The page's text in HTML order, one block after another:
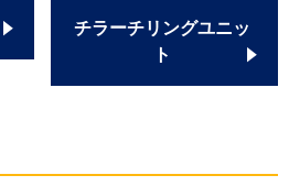
チラーチリングユニッ
ト